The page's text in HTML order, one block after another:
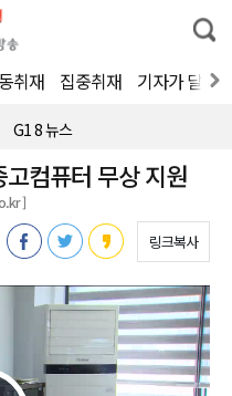
통
합
색
취재 집중취재 기자가 달려
G1 8 뉴스
컴퓨터 무상 지원
]
링크복사